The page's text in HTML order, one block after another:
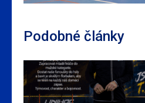
Podobné články